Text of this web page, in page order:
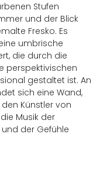
Stufen
und der Blick
Fresko. Es
umbrische
die durch die
perspektivischen
gestaltet ist. An
sich eine Wand,
Künstler von
Musik der
der Gefühle